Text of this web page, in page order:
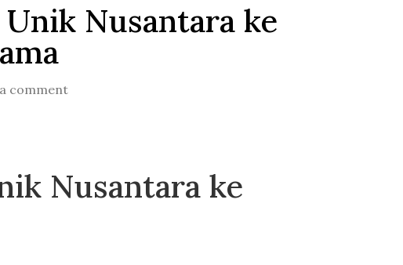
Nusantara ke
comment
Nusantara ke